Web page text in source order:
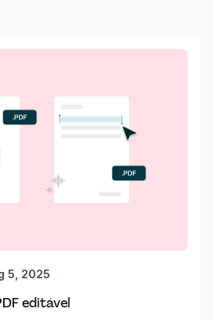
5, 2025
editável